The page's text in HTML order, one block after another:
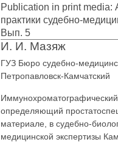
Publication in print media:
практики судебно-
Вып. 5
И. И. Мазяж
ГУЗ Бюро судебно-
Петропавловск-Камчатский
определяющий
материале, в судебно-
медицинской экспертизы